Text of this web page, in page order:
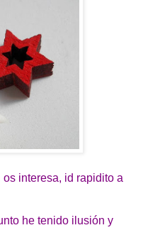
os interesa, id rapidito a
he tenido ilusión y